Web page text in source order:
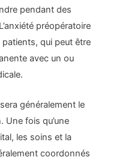
pendant des
préopératoire
qui peut être
avec un ou
généralement le
Une fois qu’une
les soins et la
coordonnés